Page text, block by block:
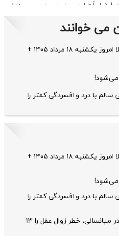
می خوانند
قیمت سکه و قیمت طلا امروز یکشنبه ۱۸ مرداد ۱۴۰۵ +
می‌شود!
سالم با درد و افسردگی کمتر را
قیمت سکه و قیمت طلا امروز یکشنبه ۱۸ مرداد ۱۴۰۵ +
می‌شود!
سالم با درد و افسردگی کمتر را
با رعایت این سه مورد در میانسالی، خطر زوال عقل را ۱۳